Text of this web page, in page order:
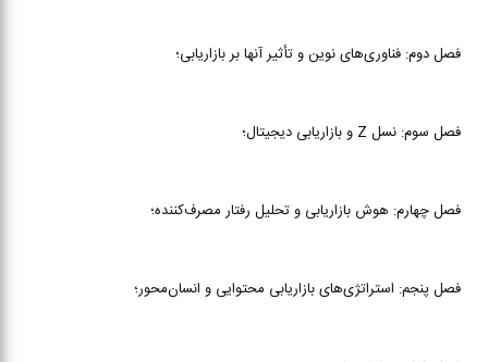
فصل دوم: فناوری‌های نوین و تأثیر آنها بر بازاریابی؛
فصل سوم: نسل Z و بازاریابی دیجیتال؛
فصل چهارم: هوش بازاریابی و تحلیل رفتار مصرف‌کننده؛
فصل پنجم: استراتژی‌های بازاریابی محتوایی و انسان‌محور؛